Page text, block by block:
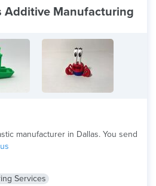
Additive Manufacturing
manufacturer in Dallas. You send
Services